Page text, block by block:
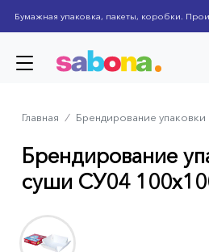
content
Бумажная упаковка, пакеты, коробки.
Главная ⁄ Брендирование упаковки
Брендирование
суши СУ04